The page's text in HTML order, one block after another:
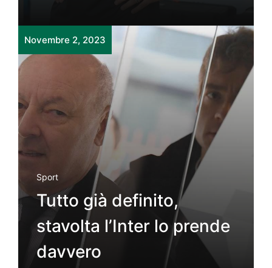
Novembre 2, 2023
Sport
Tutto già definito,
stavolta l’Inter lo prende
davvero